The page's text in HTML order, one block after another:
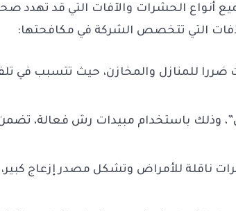
الحشرات والآفات التي قد تهدد صحة
التي تتخصص الشركة في مكافحتها:
ضررا للمنازل والمخازن، حيث تتسبب في
وذلك باستخدام مبيدات رش فعالة،
ناقلة للأمراض وتشكل مصدر إزعاج